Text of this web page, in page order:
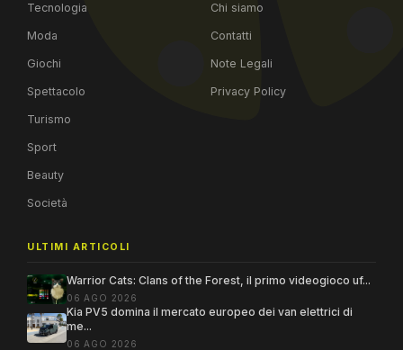
Tecnologia
Moda
Giochi
Spettacolo
Turismo
Sport
Beauty
Società
Chi siamo
Contatti
Note Legali
Privacy Policy
ULTIMI ARTICOLI
Warrior Cats: Clans of the Forest, il primo videogioco uf...
06 AGO 2026
Kia PV5 domina il mercato europeo dei van elettrici di
me...
06 AGO 2026